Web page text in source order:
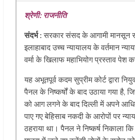
श्रेणी: राजनीति
संदर्भ :सरकार संसद के आगामी मानसून
इलाहाबाद उच्च न्यायालय के वर्तमान
वर्मा के खिलाफ महाभियोग प्रस्ताव पेश
यह अभूतपूर्व कदम सुप्रीम कोर्ट द्वारा
पैनल के निष्कर्षों के बाद उठाया गया है,
को आग लगने के बाद दिल्ली में अपने
पाए गए बेहिसाब नकदी के आरोपों पर
ठहराया था। पैनल ने निष्कर्ष निकाला कि